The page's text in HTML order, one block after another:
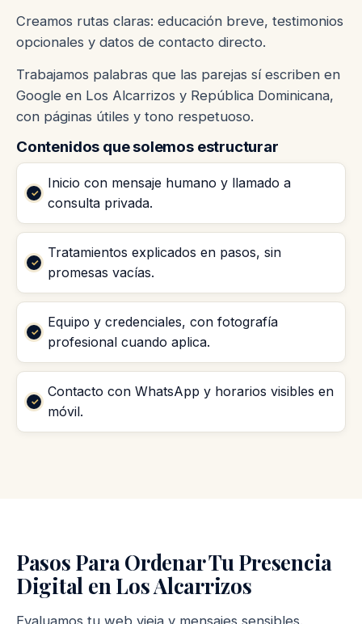
Creamos rutas claras: educación breve, testimonios
opcionales y datos de contacto directo.
Trabajamos palabras que las parejas sí escriben en
Google en Los Alcarrizos y República Dominicana,
con páginas útiles y tono respetuoso.
Contenidos que solemos estructurar
Inicio con mensaje humano y llamado a
consulta privada.
Tratamientos explicados en pasos, sin
promesas vacías.
Equipo y credenciales, con fotografía
profesional cuando aplica.
Contacto con WhatsApp y horarios visibles en
móvil.
Pasos Para Ordenar Tu Presencia
Digital en Los Alcarrizos